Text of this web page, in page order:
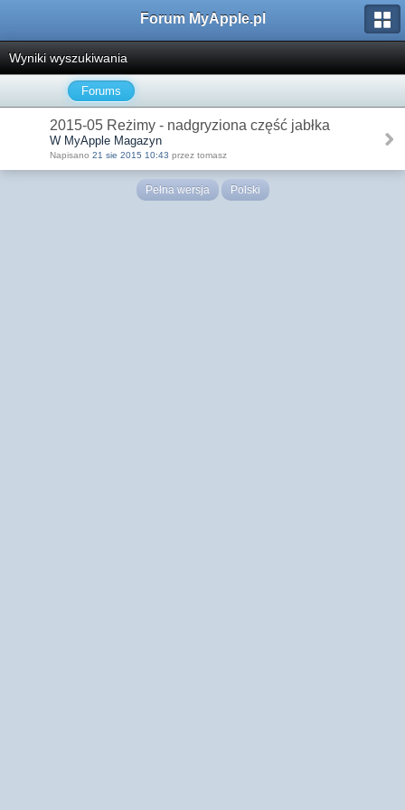
Forum MyApple.pl
Wyniki wyszukiwania
Forums
2015-05 Reżimy - nadgryziona część jabłka
W MyApple Magazyn
Napisano 21 sie 2015 10:43 przez tomasz
Pełna wersja Polski